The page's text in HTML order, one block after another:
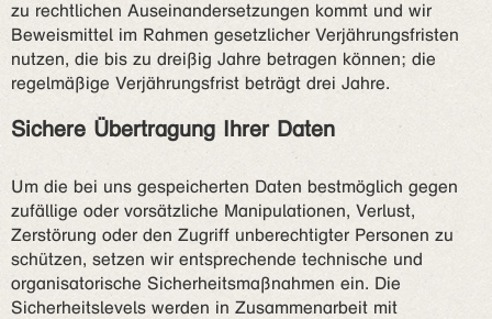
zu rechtlichen Auseinandersetzungen kommt und wir
Beweismittel im Rahmen gesetzlicher Verjährungsfristen
nutzen, die bis zu dreißig Jahre betragen können; die
regelmäßige Verjährungsfrist beträgt drei Jahre.
Sichere Übertragung Ihrer Daten
Um die bei uns gespeicherten Daten bestmöglich gegen
zufällige oder vorsätzliche Manipulationen, Verlust,
Zerstörung oder den Zugriff unberechtigter Personen zu
schützen, setzen wir entsprechende technische und
organisatorische Sicherheitsmaßnahmen ein. Die
Sicherheitslevels werden in Zusammenarbeit mit